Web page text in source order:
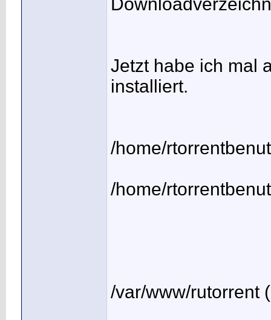
Jetzt habe ich mal
installiert.
/home/
/home/
/var/www/rutorrent